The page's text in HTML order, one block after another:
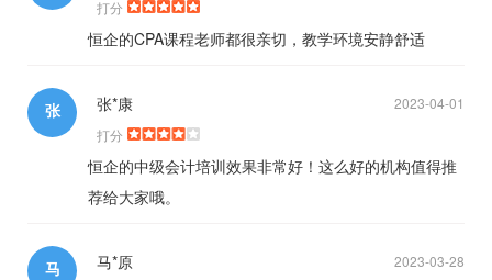
打分
恒企的CPA课程老师都很亲切，教学环境安静舒适
张 2023-04-01
张*康
打分
恒企的中级会计培训效果非常好！这么好的机构值得推
荐给大家哦。
马 2023-03-28
马*原